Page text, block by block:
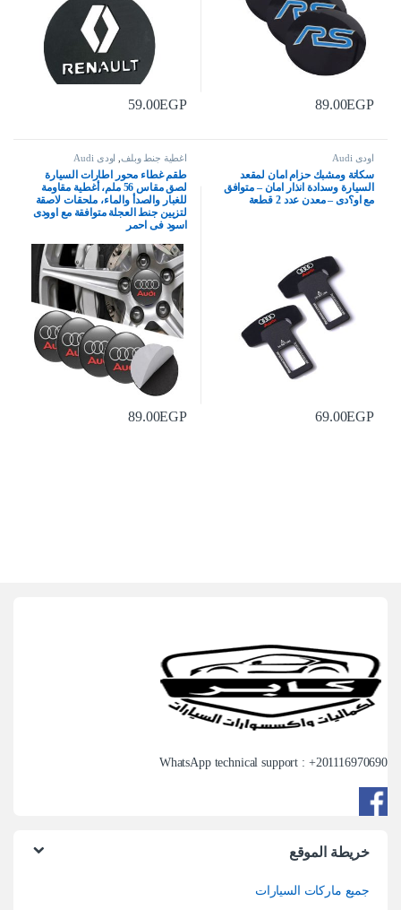
89.00EGP
59.00EGP
اودى Audi
سكاتة ومشبك حزام امان لمقعد
السيارة وسدادة انذار امان – متوافق
مع او؟دى – معدن عدد 2 قطعة
69.00EGP
اغطية جنط وبلف اودى Audi
طقم غطاء محور اطارات السيارة
لصق مقاس 56 ملم، أغطية مقاومة
للغبار والصدأ والماء، ملحقات لاصقة
لتزيين جنط العجلة متوافقة مع اوودى
اسود فى احمر
89.00EGP
WhatsApp technical support : +201116970690
خريطة الموقع
جميع ماركات السيارات